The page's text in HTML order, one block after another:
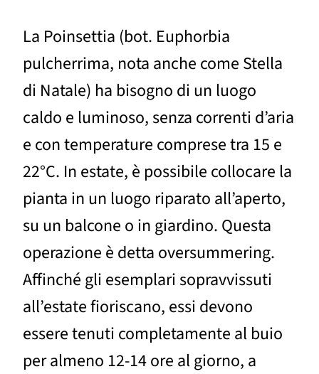
La Poinsettia (bot. Euphorbia
pulcherrima, nota anche come Stella
di Natale) ha bisogno di un luogo
caldo e luminoso, senza correnti d’aria
e con temperature comprese tra 15 e
22°C. In estate, è possibile collocare la
pianta in un luogo riparato all’aperto,
su un balcone o in giardino. Questa
operazione è detta oversummering.
Affinché gli esemplari sopravvissuti
all’estate fioriscano, essi devono
essere tenuti completamente al buio
per almeno 12-14 ore al giorno, a